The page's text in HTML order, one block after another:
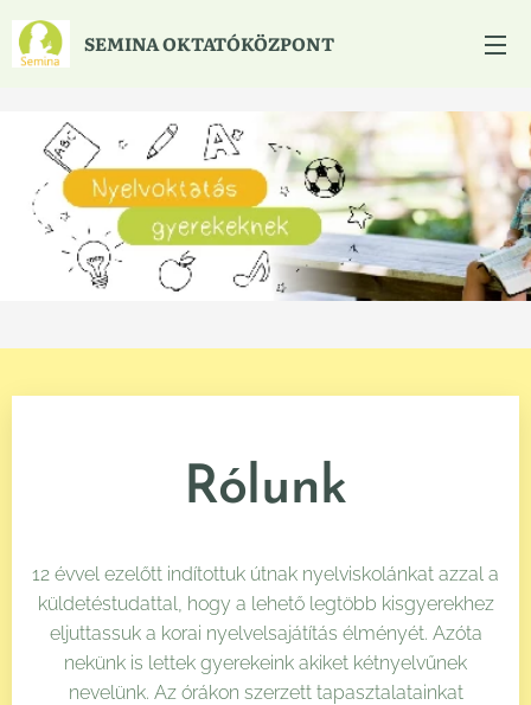
SEMINAOKTATÓKÖZPONT
Rólunk
12 évvel ezelőtt indítottuk útnak nyelviskolánkat azzal a
küldetéstudattal, hogy a lehető legtöbb kisgyerekhez
eljuttassuk a korai nyelvelsajátítás élményét. Azóta
nekünk is lettek gyerekeink akiket kétnyelvűnek
nevelünk. Az órákon szerzett tapasztalatainkat